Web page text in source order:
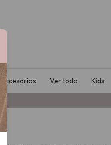
Accesorios Ver todo Kids